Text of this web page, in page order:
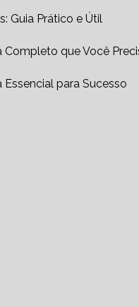
Guia Prático e Útil
Completo que Você
para Sucesso